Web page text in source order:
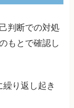
判断での対処
もとで確認し
り返し起き